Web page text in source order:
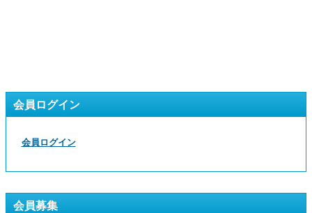
会員ログイン
会員ログイン
会員募集